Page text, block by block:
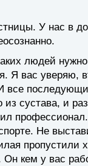
У нас в
людей
Я вас уверяю,
все
из сустава, и
Не
пропустили
кем у вас